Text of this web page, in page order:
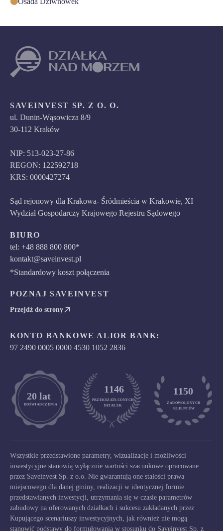
SAVEINVEST SP. Z O. O.
ul. Dunin-Wąsowicza 8/9
30-112 Kraków
NIP: 513-023-27-86
REGON: 122592718
KRS: 0000427274
Sąd rejonowy dla Krakowa- Śródmieścia w Krakowie, XI
Wydział Gospodarczy Krajowego Rejestru Sądowego
BIURO
tel: +48 888 800 800*
kontakt@saveinvest.pl
*Standardowy koszt połączenia
POZNAJ SAVEINVEST
Przejdź do strony
KONTO BANKOWE ALIOR BANK:
97 2490 0005 0000 4530 1052 2836
DOŚWIADCZENIA
	20 lat
1146
PRZEKSZATŁCONYCH
DZIAŁEK
1150
ZADOWOLONYCH
KLIENTÓW
Wszystkie przedstawione parametry, wizualizacje i możliwości
inwestycyjne stanowią wyłącznie wartości szacunkowe opracowane
przez Saveinvest Sp. z o.o. Nie gwarantują one stałości prawa
miejscowego dla danej gminy, realizacji w identycznej formie
przedstawianych inwestycji, utrzymania się w czasie parametrów
zabudowy na oferowanych działkach i sukcesu zakładanych przez
Kupującego scenariuszy inwestycyjnych, jak również nie mogą
stanowić podstawy do formułowania w stosunku do Saveinvest Sp. z